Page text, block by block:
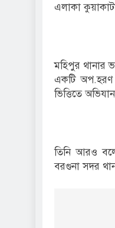
এলাকা
মহিপুর থানার
একটি অপ.হরণ
ভিত্তিতে
তিনি আরও
বরগুনা সদর